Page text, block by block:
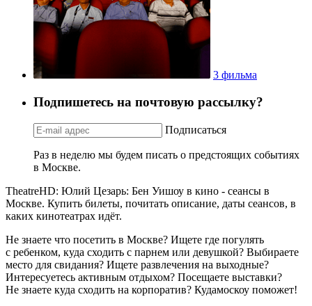
3 фильма
Подпишетесь на почтовую рассылку?
Подписаться
Раз в неделю мы будем писать о предстоящих событиях
в Москве.
TheatreHD: Юлий Цезарь: Бен Уишоу в кино - сеансы в
Москве. Купить билеты, почитать описание, даты сеансов, в
каких кинотеатрах идёт.
Не знаете что посетить в Москве? Ищете где погулять
с ребенком, куда сходить с парнем или девушкой? Выбираете
место для свидания? Ищете развлечения на выходные?
Интересуетесь активным отдыхом? Посещаете выставки?
Не знаете куда сходить на корпоратив? Кудамоскоу поможет!